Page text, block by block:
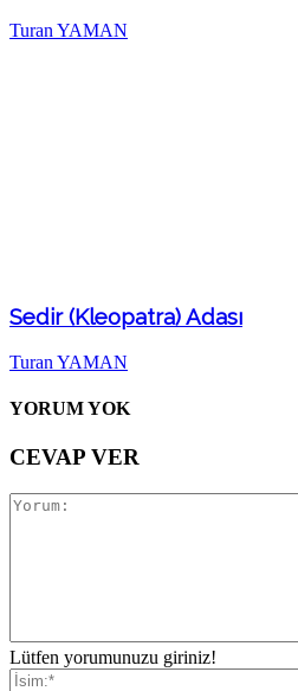
Turan YAMAN
Sedir (Kleopatra) Adası
Turan YAMAN
YORUM YOK
CEVAP VER
Lütfen yorumunuzu giriniz!